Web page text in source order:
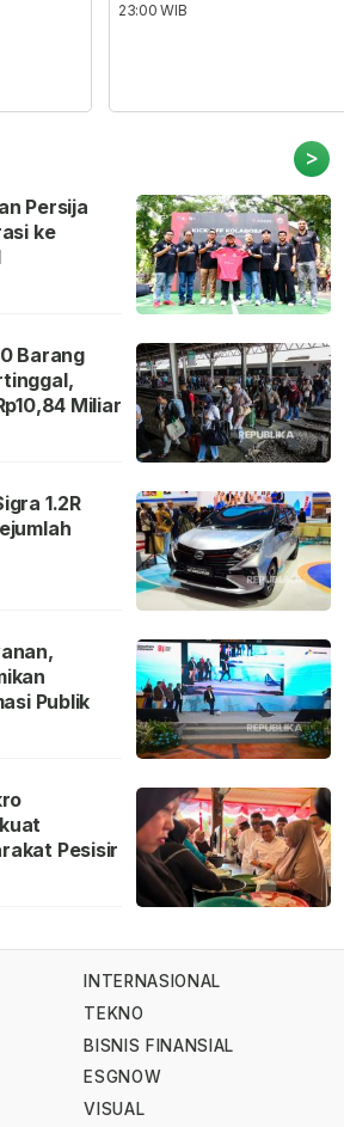
23:00 WIB
>
Persija
ke
Barang
Miliar
1.2R
Publik
Pesisir
INTERNASIONAL
TEKNO
BISNIS FINANSIAL
ESGNOW
VISUAL